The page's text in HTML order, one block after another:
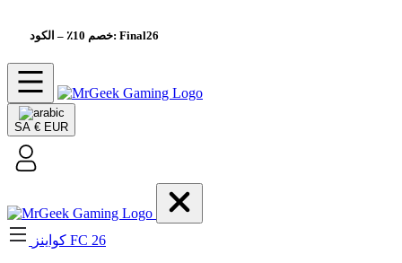
خصم 10٪– الكود: Final26
SA € EUR
كواينز FC 26